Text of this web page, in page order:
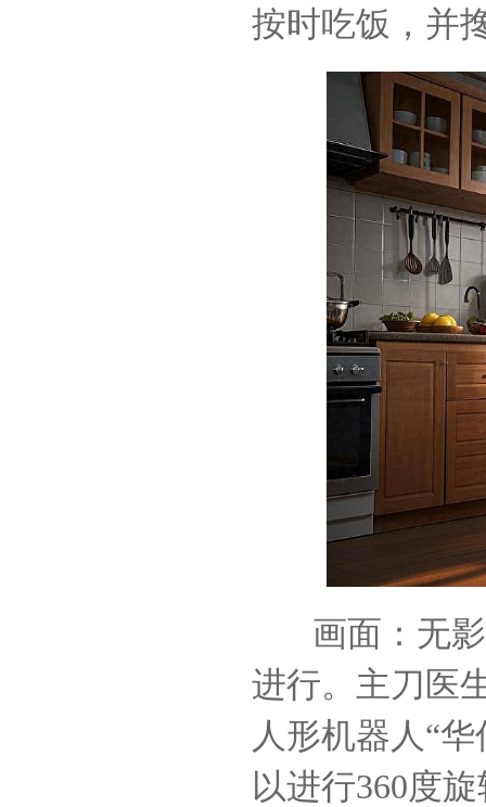
按时吃饭，并
画面：无影
进行。主刀医
人形机器人“
以进行360度